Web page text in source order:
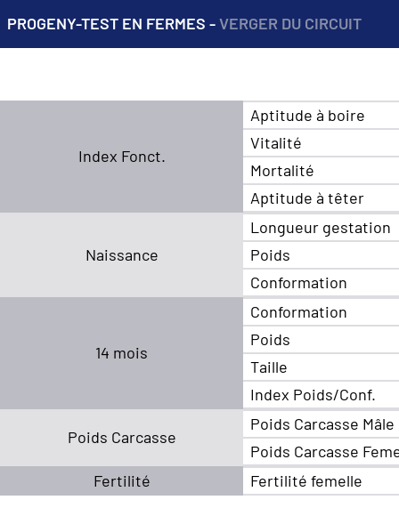
PROGENY-TEST EN FERMES -VERGER DU CIRCUIT
Index Fonct.
Aptitude à boire
Vitalité
Mortalité
Aptitude à têter
Naissance
Longueur gestation
Poids
Conformation
14 mois
Conformation
Poids
Taille
Index Poids/Conf.
Poids Carcasse
Poids Carcasse Mâle
Poids Carcasse
Fertilité
Fertilité femelle